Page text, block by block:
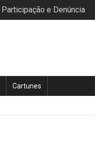
Participação e Denúncia
Cartunes